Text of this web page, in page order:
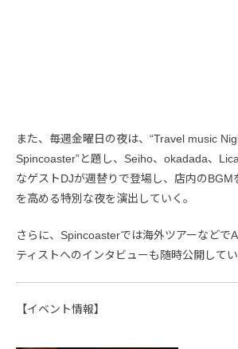
また、毎週金曜日の夜は、“Travel music
Spincoaster”と題し、Seiho、okadada、
なゲストDJが週替りで登場し、店内のBGM
を高める特別な夜を演出していく。
さらに、Spincoasterでは海外ツアーなどで
ティストへのインタビューも随時公開してい
【イベント情報】